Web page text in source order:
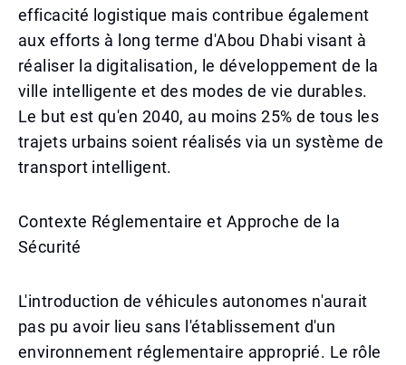
efficacité logistique mais contribue également
aux efforts à long terme d'Abou Dhabi visant à
réaliser la digitalisation, le développement de la
ville intelligente et des modes de vie durables.
Le but est qu'en 2040, au moins 25% de tous les
trajets urbains soient réalisés via un système de
transport intelligent.
Contexte Réglementaire et Approche de la
Sécurité
L'introduction de véhicules autonomes n'aurait
pas pu avoir lieu sans l'établissement d'un
environnement réglementaire approprié. Le rôle